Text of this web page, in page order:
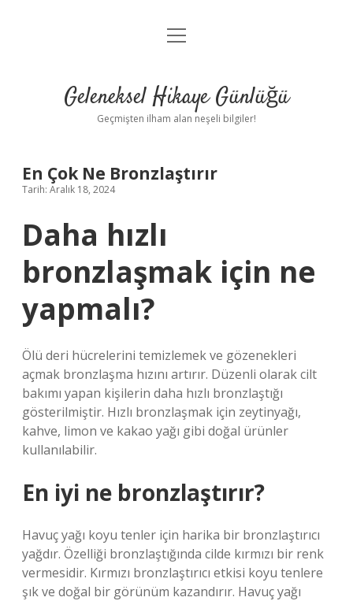
Anasayfa
Yasal Uyarı
menüyü
Geleneksel Hikaye Günlüğü
Geçmişten ilham alan neşeli bilgiler!
En Çok Ne Bronzlaştırır
Tarih: Aralık 18, 2024
Daha hızlı
bronzlaşmak için ne
yapmalı?
Ölü deri hücrelerini temizlemek ve gözenekleri
açmak bronzlaşma hızını artırır. Düzenli olarak cilt
bakımı yapan kişilerin daha hızlı bronzlaştığı
gösterilmiştir. Hızlı bronzlaşmak için zeytinyağı,
kahve, limon ve kakao yağı gibi doğal ürünler
kullanılabilir.
En iyi ne bronzlaştırır?
Havuç yağı koyu tenler için harika bir bronzlaştırıcı
yağdır. Özelliği bronzlaştığında cilde kırmızı bir renk
vermesidir. Kırmızı bronzlaştırıcı etkisi koyu tenlere
şık ve doğal bir görünüm kazandırır. Havuç yağı